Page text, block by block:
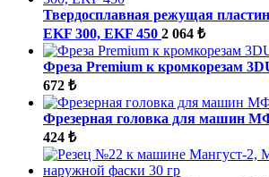
Твердосплавная режущая
EKF 300, EKF 450 2 064 ₺
Фреза Premium к кромкорезам
672 ₺
Фрезерная головка для машин
424 ₺